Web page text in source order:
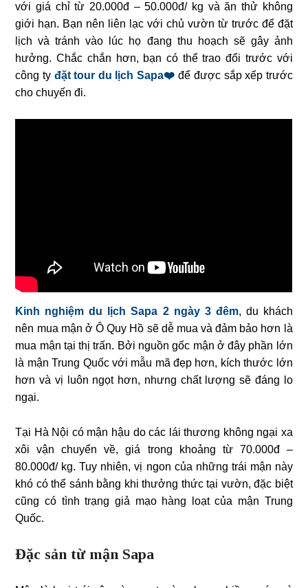
với giá chỉ từ 20.000đ – 50.000đ/ kg và ăn thử không
giới hạn. Bạn nên liên lạc với chủ vườn từ trước để đặt
lịch và tránh vào lúc họ đang thu hoạch sẽ gây ảnh
hưởng. Chắc chắn hơn, bạn có thể trao đổi trước với
công ty đặt tour du lịch Sapa❤️ để được sắp xếp trước
cho chuyến đi.
Kinh nghiệm du lịch Sapa 2 ngày 3 đêm, du khách
nên mua mận ở Ô Quy Hồ sẽ dễ mua và đảm bảo hơn là
mua mận tại thị trấn. Bởi nguồn gốc mận ở đây phần lớn
là mận Trung Quốc với mẫu mã đẹp hơn, kích thước lớn
hơn và vị luôn ngọt hơn, nhưng chất lượng sẽ đáng lo
ngại.
Tại Hà Nội có mận hậu do các lái thương không ngại xa
xôi vận chuyển về, giá trong khoảng từ 70.000đ –
80.000đ/ kg. Tuy nhiên, vị ngon của những trái mận này
khó có thể sánh bằng khi thưởng thức tại vườn, đặc biệt
cũng có tình trạng giả mạo hàng loạt của mận Trung
Quốc.
Đặc sản từ mận Sapa